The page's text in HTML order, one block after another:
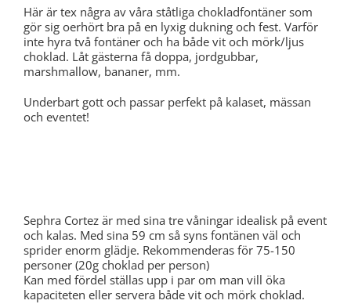
Här är tex några av våra ståtliga chokladfontäner som
gör sig oerhört bra på en lyxig dukning och fest. Varför
inte hyra två fontäner och ha både vit och mörk/ljus
choklad. Låt gästerna få doppa, jordgubbar,
marshmallow, bananer, mm.
Underbart gott och passar perfekt på kalaset, mässan
och eventet!
Sephra Cortez är med sina tre våningar idealisk på event
och kalas. Med sina 59 cm så syns fontänen väl och
sprider enorm glädje. Rekommenderas för 75-150
personer (20g choklad per person)
Kan med fördel ställas upp i par om man vill öka
kapaciteten eller servera både vit och mörk choklad.